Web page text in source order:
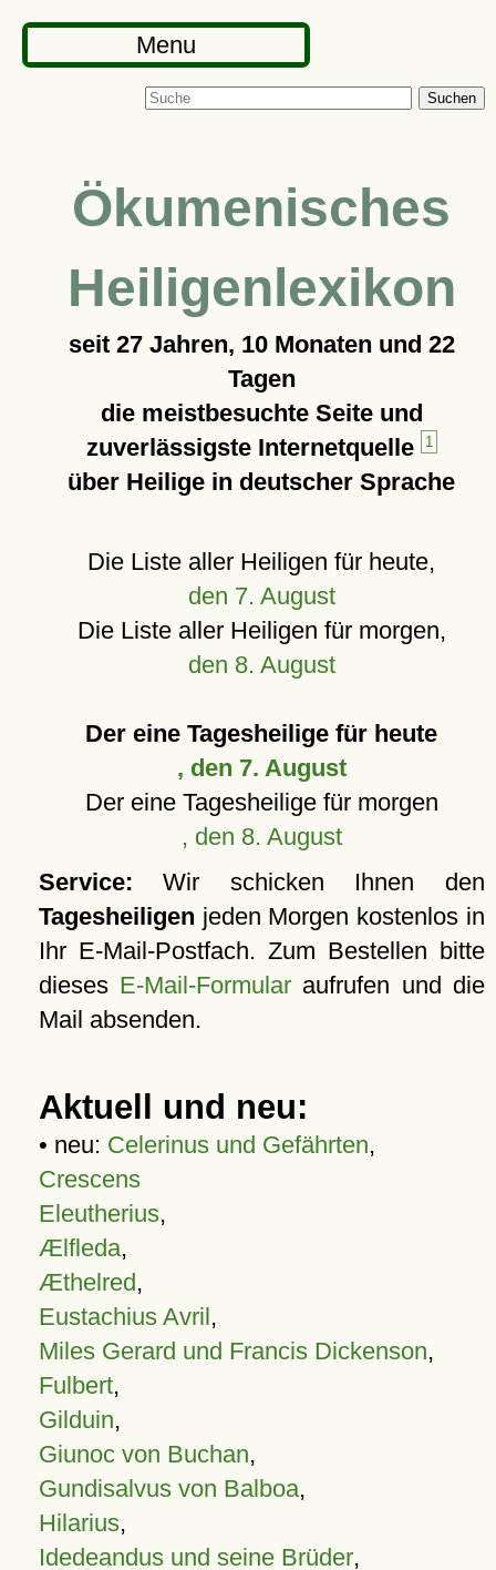
Menu
Suchen
Ökumenisches
Heiligenlexikon
seit 27 Jahren, 10 Monaten und 22
Tagen
die meistbesuchte Seite und
zuverlässigste Internetquelle
1
über Heilige in deutscher Sprache
Die Liste aller Heiligen für heute,
den 7. August
Die Liste aller Heiligen für morgen,
den 8. August
Der eine Tagesheilige für heute
, den 7. August
Der eine Tagesheilige für morgen
, den 8. August
Service: Wir schicken Ihnen den
Tagesheiligen jeden Morgen kostenlos in
Ihr E-Mail-Postfach. Zum Bestellen bitte
dieses E-Mail-Formular aufrufen und die
Mail absenden.
Aktuell und neu:
• neu: Celerinus und Gefährten,
Crescens
Eleutherius,
Ælfleda,
Æthelred,
Eustachius Avril,
Miles Gerard und Francis Dickenson,
Fulbert,
Gilduin,
Giunoc von Buchan,
Gundisalvus von Balboa,
Hilarius,
Idedeandus und seine Brüder,